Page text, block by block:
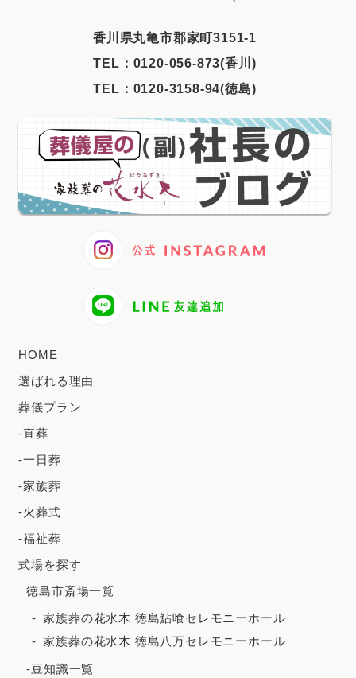
2025年1月
2024年12月
2024年11月
2024年2月
2023年12月
2023年11月
2023年10月
2023年9月
2023年8月
2023年7月
⾹川県丸⻲市郡家町3151-1
TEL： 0120-056-873(香川)
TEL： 0120-3158-94(徳島)
HOME
選ばれる理由
葬儀プラン
-直葬
-一日葬
-家族葬
-火葬式
-福祉葬
式場を探す
徳島市斎場一覧
家族葬の花水木 徳島鮎喰セレモニーホール
家族葬の花水木 徳島八万セレモニーホール
-豆知識一覧